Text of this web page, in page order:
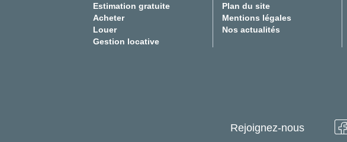
Estimation gratuite
Acheter
Louer
Gestion locative
Plan du site
Mentions légales
Nos actualités
Rejoignez-nous